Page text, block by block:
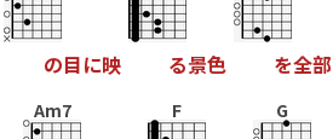
の目に映 る景色 を全部
Am7 F G